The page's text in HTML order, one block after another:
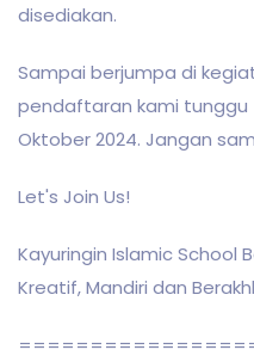
disediakan.
Sampai berjumpa di
pendaftaran kami
Oktober 2024. Jangan
Let's Join Us!
Kayuringin Islamic School
Kreatif, Mandiri dan